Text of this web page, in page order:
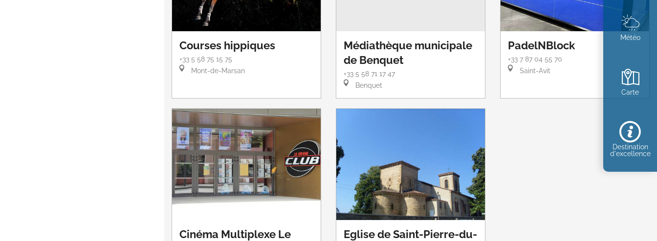
Météo
Carte
Destination
d'excellence
Courses hippiques
+33 5 58 75 15 75
Mont-de-Marsan
Médiathèque municipale
de Benquet
+33 5 58 71 17 47
Benquet
PadelNBlock
+33 7 87 04 55 70
Saint-Avit
Cinéma Multiplexe Le
Eglise de Saint-Pierre-du-